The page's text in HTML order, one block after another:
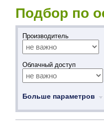
Подбор по
Производитель
Облачный доступ
Больше параметров